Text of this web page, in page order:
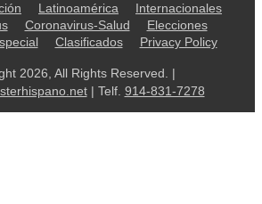
Latinoamérica
Internacionales
Coronavirus-Salud
Elecciones
Clasificados Privacy Policy
2026, All Rights Reserved. |
| Telf. 914-831-7278